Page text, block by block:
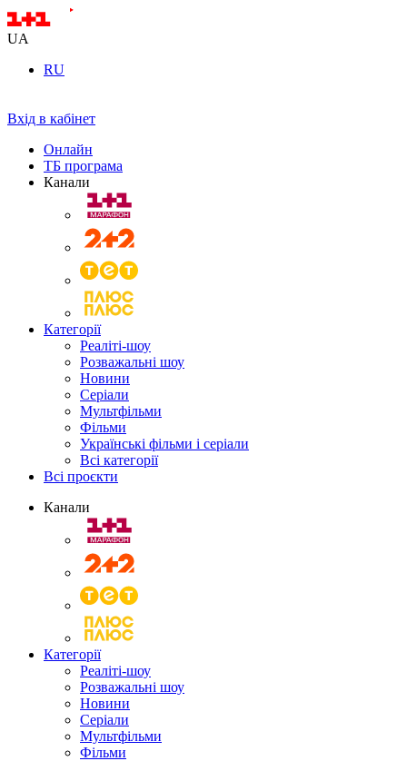
UA
RU
Вхід в кабінет
Онлайн
ТБ програма
Канали
Категорії
Реаліті-шоу
Розважальні шоу
Новини
Серіали
Мультфільми
Фільми
Українські фільми і серіали
Всі категорії
Всі проєкти
Канали
Категорії
Реаліті-шоу
Розважальні шоу
Новини
Серіали
Мультфільми
Фільми